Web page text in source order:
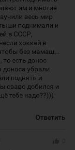
им и многие
весь мир
поднимали и
в СССР,
хоккей в
без мамаш...
то есть донос
доноса убрали
поднять и
сваво добился и
тебе надо??)))
Ответить